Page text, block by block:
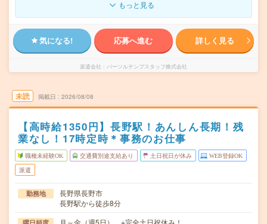
もっと見る
気になる! 応募へ進む 詳しく見る
派遣会社 パーソルテンプスタッフ株式会社
未読 掲載日 2026/08/08
【高時給1350円】長野駅！あんしん長期！残
業なし！17時定時＊事務のお仕事
職種未経験OK 交通費別途支給あり 土日祝日が休み WEB登録OK
派遣
勤務地
長野県長野市
長野駅から徒歩8分
月～金（週5日） ※完全土日祝休み！